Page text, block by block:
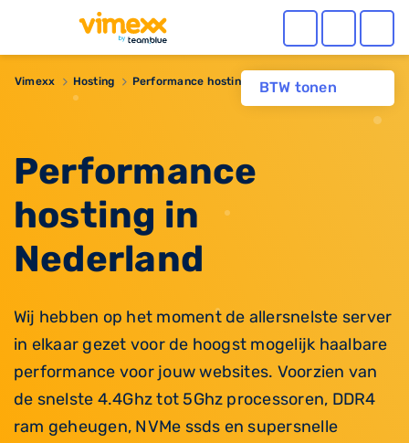
BTW tonen
Vimexx Hosting Performance hosting
Performance
hosting in
Nederland
Wij hebben op het moment de allersnelste server
in elkaar gezet voor de hoogst mogelijk haalbare
performance voor jouw websites. Voorzien van
de snelste 4.4Ghz tot 5Ghz processoren, DDR4
ram geheugen, NVMe ssds en supersnelle